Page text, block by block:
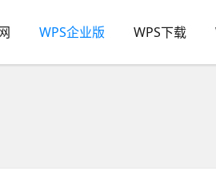
WPS企业版 WPS下载